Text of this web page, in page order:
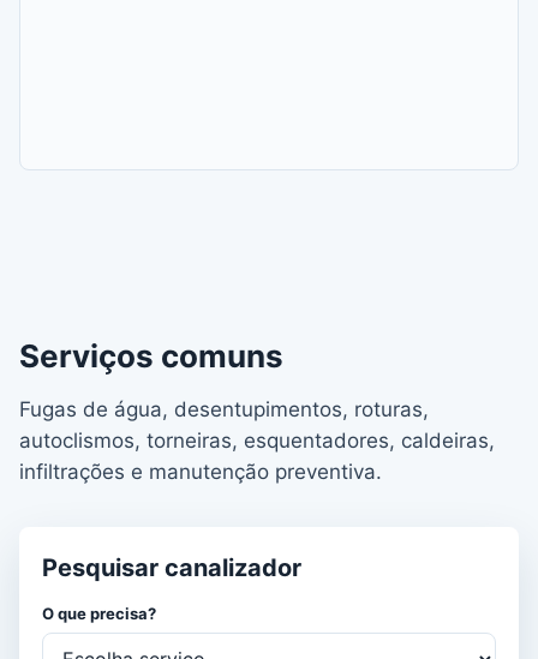
Serviços comuns
Fugas de água, desentupimentos, roturas,
autoclismos, torneiras, esquentadores, caldeiras,
infiltrações e manutenção preventiva.
Pesquisar canalizador
O que precisa?